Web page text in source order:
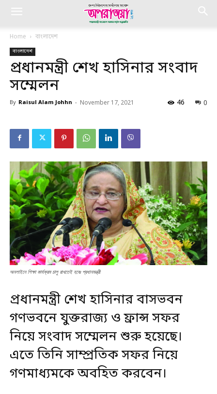
Home বাংলাদেশ
বাংলাদেশ
প্রধানমন্ত্রী শেখ হাসিনার সংবাদ
সম্মেলন
By Raisul Alam Johhn - November 17, 2021 0
46
অনলাইনে শিক্ষা কার্যক্রম চালু রাখতেই হবেঃ প্রধানমন্ত্রী
প্রধানমন্ত্রী শেখ হাসিনার বাসভবন
গণভবনে যুক্তরাজ্য ও ফ্রান্স সফর
নিয়ে সংবাদ সম্মেলন শুরু হয়েছে।
এতে তিনি সাম্প্রতিক সফর নিয়ে
গণমাধ্যমকেঅবহিত করবেন।